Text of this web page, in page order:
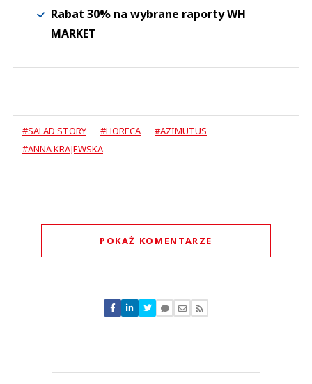
Rabat 30% na wybrane raporty WH
MARKET
#SALAD STORY #HORECA
#AZIMUTUS
#ANNA KRAJEWSKA
POKAŻ KOMENTARZE
Nie znaleziono komentarzy
Zostaw swoje komentarze